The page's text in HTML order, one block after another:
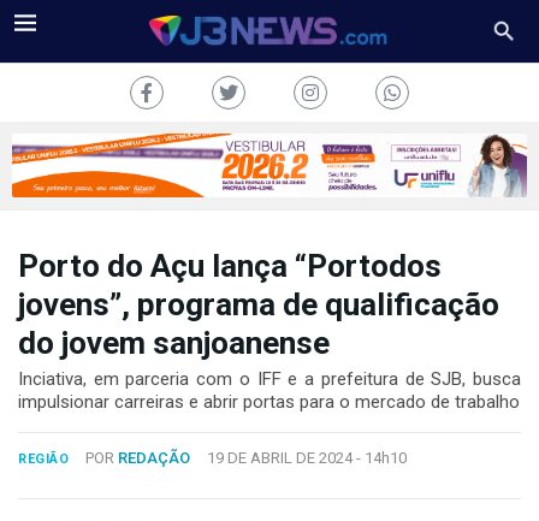
COLUNAS
FALE
CONOSCO
Copyright
Porto do Açu lança “Portodos
jovens”, programa de qualificação
do jovem sanjoanense
Inciativa, em parceria com o IFF e a prefeitura de SJB, busca
impulsionar carreiras e abrir portas para o mercado de trabalho
REGIÃO POR REDAÇÃO 19 DE ABRIL DE 2024 - 14h10